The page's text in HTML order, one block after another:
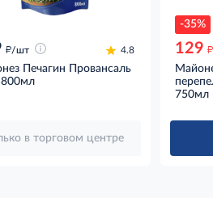
д/шт 4.8
Печагин Провансаль
800мл
в торговом центре
-35%
129 д
750мл